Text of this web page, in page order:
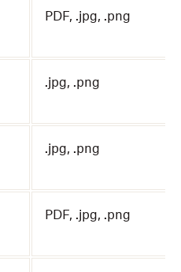
PDF, .jpg, .png
.jpg, .png
.jpg, .png
PDF, .jpg, .png